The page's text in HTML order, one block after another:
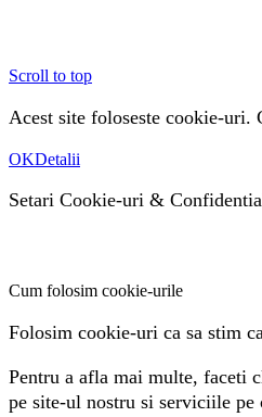
Scroll to top
Acest site foloseste cookie-uri.
OKDetalii
Setari Cookie-uri &
Cum folosim cookie-urile
Folosim cookie-uri ca sa stim
Pentru a afla mai multe, faceti
pe site-ul nostru si serviciile